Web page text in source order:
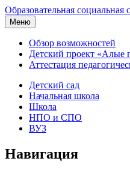
Образовательная социальная
Меню
Обзор возможностей
Детский проект «Алые
Аттестация
Детский сад
Начальная школа
Школа
НПО и СПО
ВУЗ
Навигация